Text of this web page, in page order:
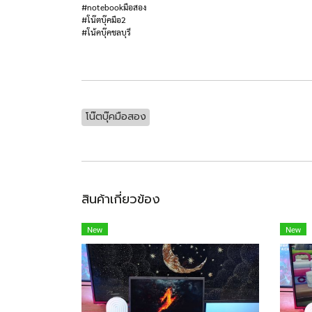
#notebookมือสอง
#โน๊ตบุ๊คมือ2
#โน้คบุ๊คชลบุรี
โน๊ตบุ๊คมือสอง
สินค้าเกี่ยวข้อง
New New